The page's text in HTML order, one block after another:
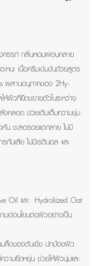
ครรภ์ กลิ่นหอมผ่อนคลาย
หนะ เนื้อครีมเข้มข้นด้วยสูตร
ผสานอนุภาคของ 2Hy-
ห้ผิวที่ยืดขยายตัวในระหว่าง
งคลอด ช่วยเติมเต็มความชุ่ม
น ชะลอรอยแตกลาย ไม่มี
กันเสีย ไม่มีเรตินอล และ
Oil และ Hydroliized Oat
มอ่อนโยนต่อผิวอย่างเป็น
มล็ดของต้นเชีย ปกป้องผิว
วามยืดหยุ่น ช่วยให้ผิวนุ่มและ